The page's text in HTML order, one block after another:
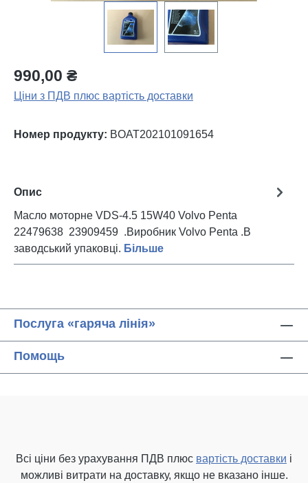
990,00 ₴
Ціни з ПДВ плюс вартість доставки
Номер продукту: BOAT202101091654
Опис
Масло моторне VDS-4.5 15W40 Volvo Penta
22479638 23909459 .Виробник Volvo Penta .В
заводський упаковці. Більше
Послуга «гаряча лінія»
Помощь
Всі ціни без урахування ПДВ плюс вартість доставки і
можливі витрати на доставку, якщо не вказано інше.